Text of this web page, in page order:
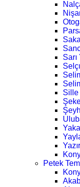
Sille
Petek